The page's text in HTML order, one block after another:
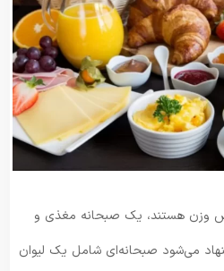
وزن هستند، یک صبحانه مغذی و
می‌شود صبحانه‌ای شامل یک لیوان